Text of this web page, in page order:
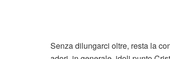
Senza dilungarci oltre, resta la